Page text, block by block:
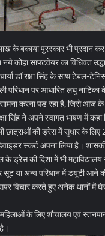
के बकाया पुरस्कार भी प्रदान
कोहा साफ्टवेयर का विधिवत
डॉ रक्षा सिंह के साथ टेबल-
परिधान पर आधारित लघु
करना पड रहा है, जिसे आज
सिंह ने अपने स्वागत भाषण में
छात्राओं की ड्रेस में सुधार के
स्कर्ट अपना लिया है।
ड्रेस की दिशा में भी
सूट या अन्य परिधान में डयूटी
विचार करते हुए अनेक थानों में
महिलाओं के लिए शौचालय एवं